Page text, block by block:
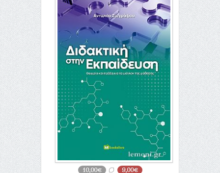
10,00€ 9,00€